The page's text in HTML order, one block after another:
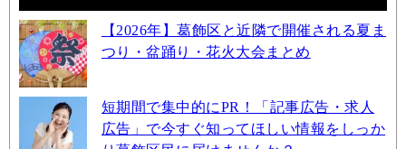
【2026年】葛飾区と近隣で開催される夏ま
つり・盆踊り・花火大会まとめ
短期間で集中的にPR！「記事広告・求人
広告」で今すぐ知ってほしい情報をしっか